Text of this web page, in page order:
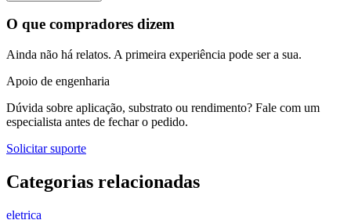
O que compradores dizem
Ainda não há relatos. A primeira experiência pode ser a sua.
Apoio de engenharia
Dúvida sobre aplicação, substrato ou rendimento? Fale com um
especialista antes de fechar o pedido.
Solicitar suporte
Categorias relacionadas
eletrica